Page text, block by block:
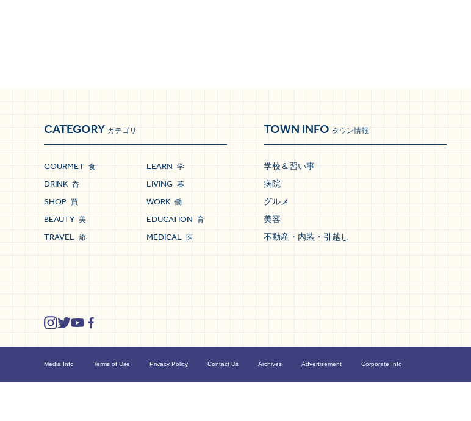
CATEGORY カテゴリ
GOURMET 食
DRINK 呑
SHOP 買
BEAUTY 美
TRAVEL 旅
LEARN 学
LIVING 暮
WORK 働
EDUCATION 育
MEDICAL 医
TOWN INFO タウン情報
学校＆習い事
病院
グルメ
美容
不動産・内装・引越し
Media Info Terms of Use Privacy Policy Contact Us Archives Advertisement Corporate Info